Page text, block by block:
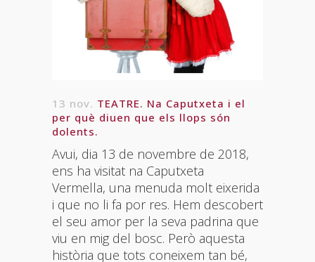
13 nov. TEATRE. Na Caputxeta i el
per què diuen que els llops són
dolents.
Avui, dia 13 de novembre de 2018,
ens ha visitat na Caputxeta
Vermella, una menuda molt eixerida
i que no li fa por res. Hem descobert
el seu amor per la seva padrina que
viu en mig del bosc. Però aquesta
història que tots coneixem tan bé,